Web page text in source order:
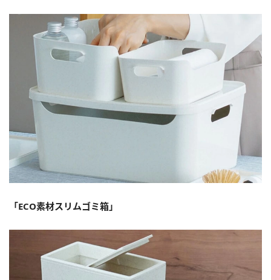
「ECO素材スリムゴミ箱」